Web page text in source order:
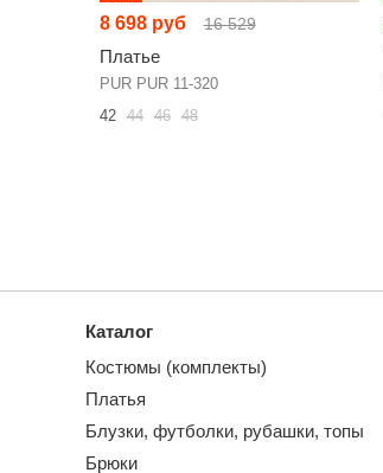
8 698 руб 16 529
Платье
PUR PUR 11-320
42 44 46 48
Каталог
Костюмы (комплекты)
Платья
Блузки, футболки, рубашки, топы
Брюки